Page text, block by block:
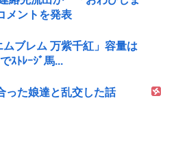
メントを発表
ブレム 万紫千紅」容量は
ｽﾄﾚｰｼﾞ馬...
った娘達と乱交した話